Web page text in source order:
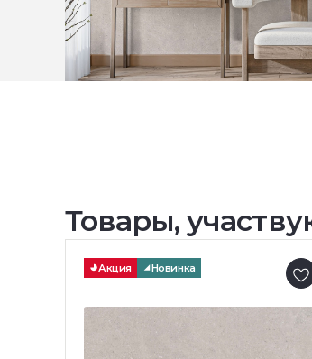
Товары,
Акция Новинка